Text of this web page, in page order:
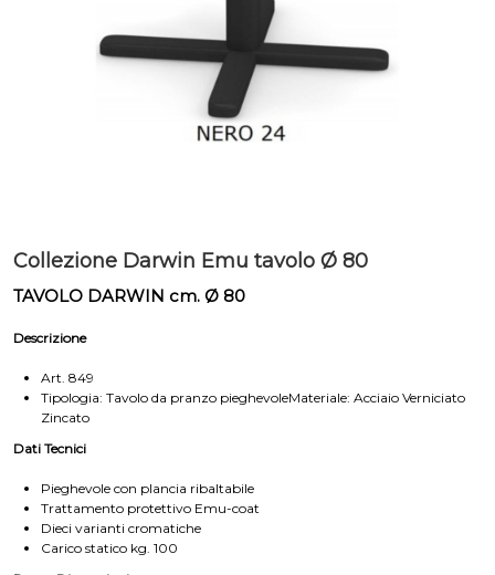
Collezione Darwin Emu tavolo Ø 80
TAVOLO DARWIN cm. Ø 80
Descrizione
Art. 849
Tipologia: Tavolo da pranzo pieghevoleMateriale: Acciaio Verniciato
Zincato
Dati Tecnici
Pieghevole con plancia ribaltabile
Trattamento protettivo Emu-coat
Dieci varianti cromatiche
Carico statico kg. 100